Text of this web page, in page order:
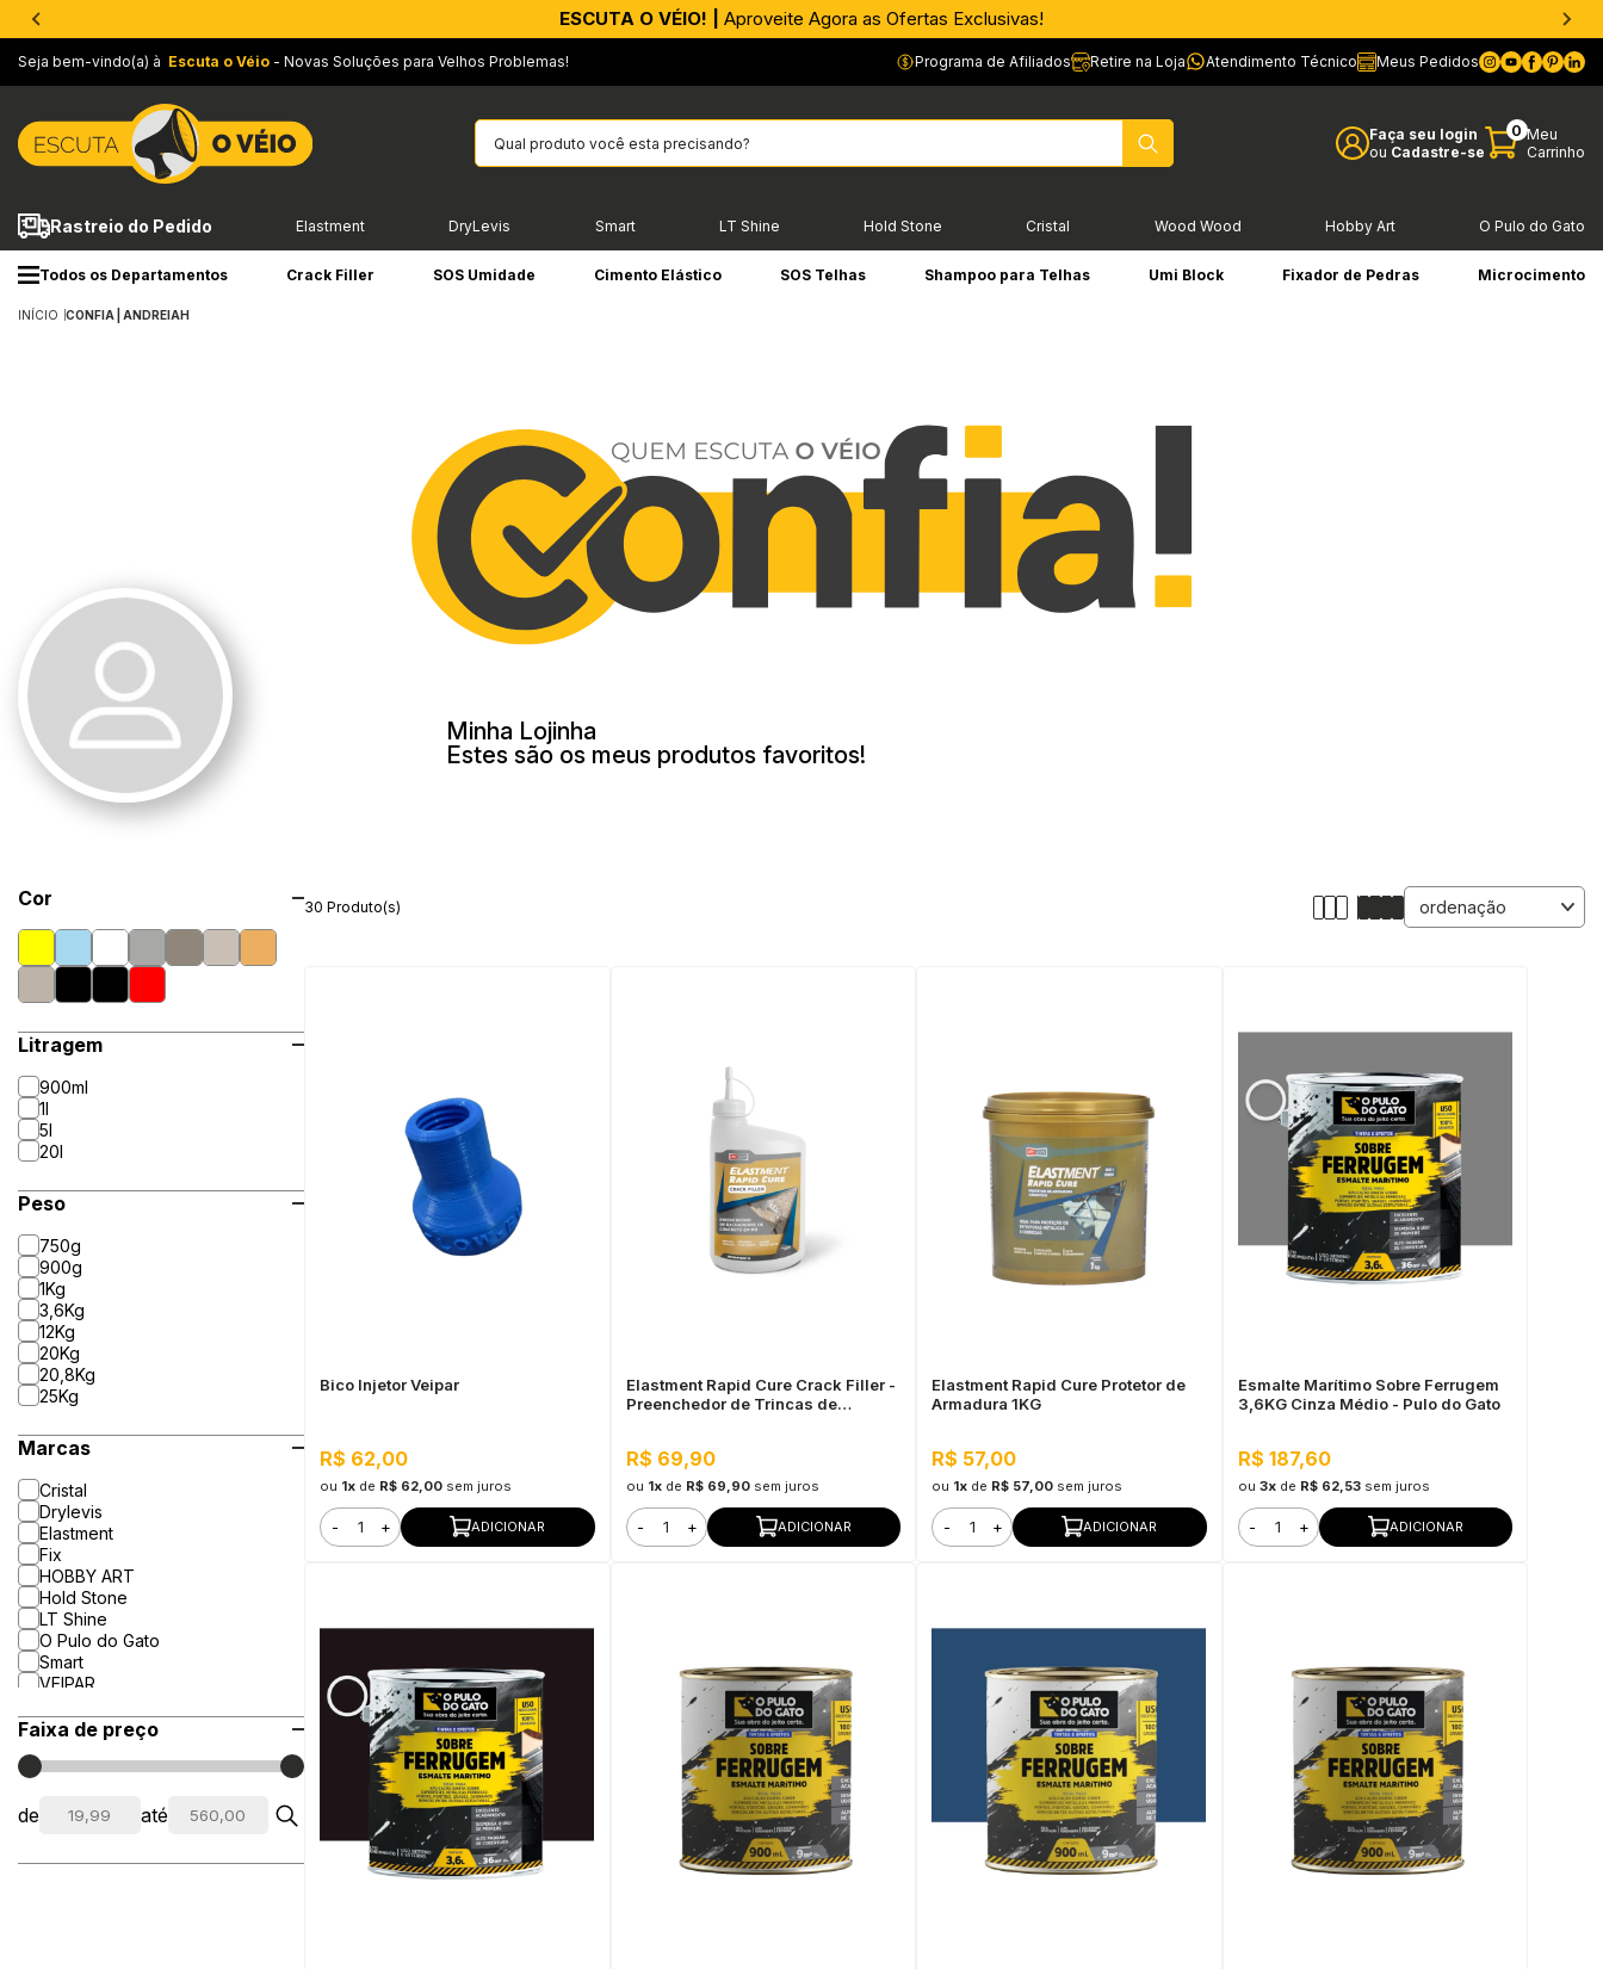
APROVEITE AGORA |PIX parcelado em até 4x sem Juros!*
ESCUTA O VÉIO! | Aproveite Agora as Ofertas Exclusivas!
Seja bem-vindo(a) à Escuta o Véio - Novas Soluções para Velhos Problemas! Programa de Afiliados Retire na Loja Atendimento Técnico Meus Pedidos
Faça seu login
ou Cadastre-se
0 Meu
Carrinho
Rastreio do Pedido Elastment DryLevis Smart LT Shine Hold Stone Cristal Wood Wood Hobby Art O Pulo do Gato
Todos os Departamentos Crack Filler SOS Umidade Cimento Elástico SOS Telhas Shampoo para Telhas Umi Block Fixador de Pedras Microcimento
INÍCIO CONFIA | ANDREIAH
Minha Lojinha
Estes são os meus produtos favoritos!
Cor
Litragem
900ml
1l
5l
20l
Peso
750g
900g
1Kg
3,6Kg
12Kg
20Kg
20,8Kg
25Kg
Marcas
Cristal
Drylevis
Elastment
Fix
HOBBY ART
Hold Stone
LT Shine
O Pulo do Gato
Smart
VEIPAR
Faixa de preço
de até
30 Produto(s)
Bico Injetor Veipar
R$ 62,00
ou 1x de R$ 62,00 sem juros
- + ADICIONAR
Elastment Rapid Cure Crack Filler -
Preenchedor de Trincas de
R$ 69,90
ou 1xde R$ 69,90 sem juros
- + ADICIONAR
Elastment Rapid Cure Protetor de
Armadura 1KG
R$ 57,00
ou 1x de R$ 57,00 sem juros
- + ADICIONAR
Esmalte Marítimo Sobre Ferrugem
3,6KG Cinza Médio - Pulo do Gato
R$ 187,60
ou 3xde R$ 62,53 sem juros
- + ADICIONAR